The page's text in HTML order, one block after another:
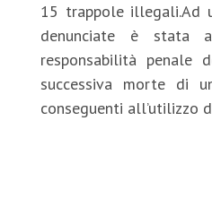
15 trappole illegali.Ad
denunciate è stata
responsabilità
successiva morte di
conseguenti all’utilizzo